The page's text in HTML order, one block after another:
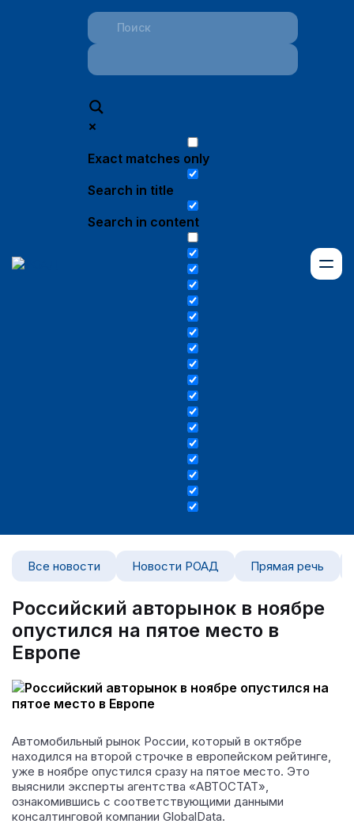
Exact matches only
Search in title
Search in content
Все новости Новости РОАД Прямая речь
Российский авторынок в ноябре
опустился на пятое место в
Европе
Автомобильный рынок России, который в октябре
находился на второй строчке в европейском рейтинге,
уже в ноябре опустился сразу на пятое место. Это
выяснили эксперты агентства «АВТОСТАТ»,
ознакомившись с соответствующими данными
консалтинговой компании GlobalData.